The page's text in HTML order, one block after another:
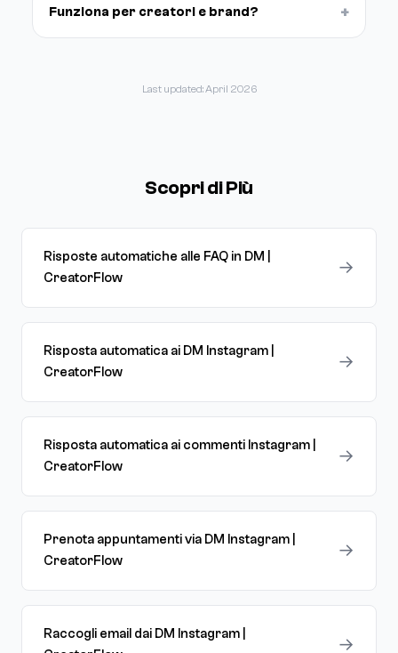
Funziona per creatori e brand? +
Last updated: April 2026
Scopri di Più
Risposte automatiche alle FAQ in DM |
CreatorFlow
→
Risposta automatica ai DM Instagram |
CreatorFlow
→
Risposta automatica ai commenti Instagram |
CreatorFlow
→
Prenota appuntamenti via DM Instagram |
CreatorFlow
→
Raccogli email dai DM Instagram |
→